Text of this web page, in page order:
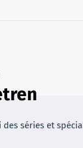
séries et